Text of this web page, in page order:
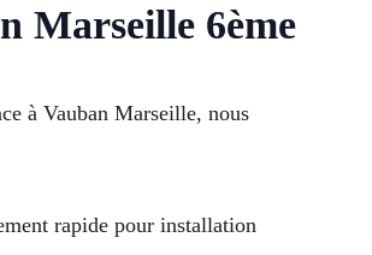
Marseille 6ème
à Vauban Marseille, nous
rapide pour installation